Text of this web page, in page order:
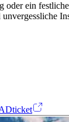
oder ein